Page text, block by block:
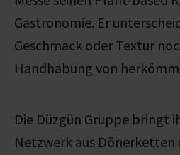
Gastronomie. Er
Geschmack oder Textur
Handhabung von
Die Düzgün Gruppe bringt
Netzwerk aus